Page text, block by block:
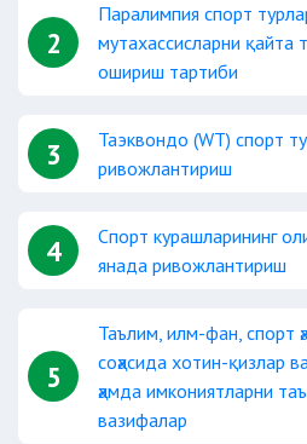
2
Паралимпия спорт
мутахассисларни қайта
ошириш тартиби
3
Таэквондо (WT) спорт
ривожлантириш
4
Спорт курашларининг
янада ривожлантириш
5
Таълим, илм-фан, спорт
соҳасида хотин-қизлар
ҳамда имкониятларни
вазифалар